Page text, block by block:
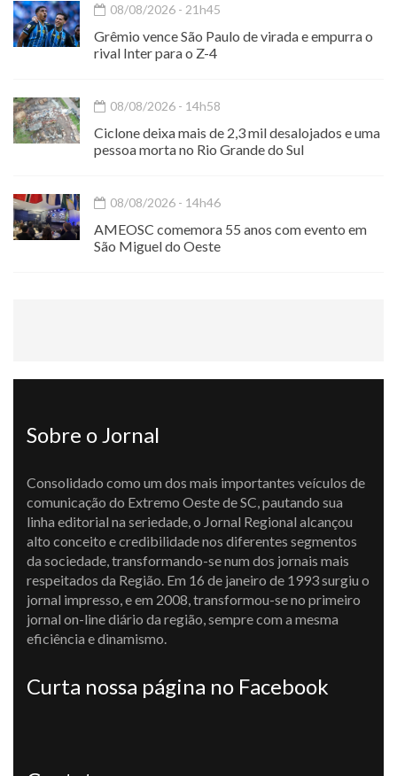
08/08/2026 - 21h45
Grêmio vence São Paulo de virada e empurra o
rival Inter para o Z-4
08/08/2026 - 14h58
Ciclone deixa mais de 2,3 mil desalojados e uma
pessoa morta no Rio Grande do Sul
08/08/2026 - 14h46
AMEOSC comemora 55 anos com evento em
São Miguel do Oeste
Sobre o Jornal
Consolidado como um dos mais importantes veículos de
comunicação do Extremo Oeste de SC, pautando sua
linha editorial na seriedade, o Jornal Regional alcançou
alto conceito e credibilidade nos diferentes segmentos
da sociedade, transformando-se num dos jornais mais
respeitados da Região. Em 16 de janeiro de 1993 surgiu o
jornal impresso, e em 2008, transformou-se no primeiro
jornal on-line diário da região, sempre com a mesma
eficiência e dinamismo.
Curta nossa página no Facebook